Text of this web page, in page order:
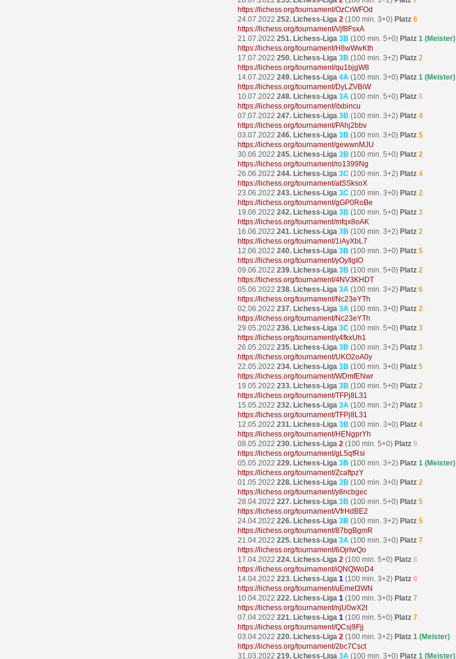
https://lichess.org/tournament/OzCrWFOd
24.07.2022 252. Lichess-Liga 2 (100 min. 3+0) Platz 6
https://lichess.org/tournament/Vjf8FsxA
21.07.2022 251. Lichess-Liga 3B (100 min. 5+0) Platz 1 (Meister)
https://lichess.org/tournament/H8wWwKth
17.07.2022 250. Lichess-Liga 3B (100 min. 3+2) Platz 2
https://lichess.org/tournament/qu1bjgW8
14.07.2022 249. Lichess-Liga 4A (100 min. 3+0) Platz 1 (Meister)
https://lichess.org/tournament/DyLZVBiW
10.07.2022 248. Lichess-Liga 3A (100 min. 5+0) Platz 8
https://lichess.org/tournament/itxbincu
07.07.2022 247. Lichess-Liga 3B (100 min. 3+2) Platz 4
https://lichess.org/tournament/PAhj2bbv
03.07.2022 246. Lichess-Liga 3B (100 min. 3+0) Platz 5
https://lichess.org/tournament/gewwnMJU
30.06.2022 245. Lichess-Liga 3B (100 min. 5+0) Platz 2
https://lichess.org/tournament/ro1399Ng
26.06.2022 244. Lichess-Liga 3C (100 min. 3+2) Platz 4
https://lichess.org/tournament/atSSksoX
23.06.2022 243. Lichess-Liga 3C (100 min. 3+0) Platz 2
https://lichess.org/tournament/gGP0RoBe
19.06.2022 242. Lichess-Liga 3B (100 min. 5+0) Platz 3
https://lichess.org/tournament/mfqx8oAK
16.06.2022 241. Lichess-Liga 3B (100 min. 3+2) Platz 2
https://lichess.org/tournament/1iAyXbL7
12.06.2022 240. Lichess-Liga 3B (100 min. 3+0) Platz 5
https://lichess.org/tournament/yOyIlgIO
09.06.2022 239. Lichess-Liga 3B (100 min. 5+0) Platz 2
https://lichess.org/tournament/4NV3KHDT
05.06.2022 238. Lichess-Liga 3A (100 min. 3+2) Platz 6
https://lichess.org/tournament/Nc23eYTh
02.06.2022 237. Lichess-Liga 3A (100 min. 3+0) Platz 2
https://lichess.org/tournament/Nc23eYTh
29.05.2022 236. Lichess-Liga 3C (100 min. 5+0) Platz 3
https://lichess.org/tournament/y4fkxUh1
26.05.2022 235. Lichess-Liga 3B (100 min. 3+2) Platz 3
https://lichess.org/tournament/UKO2oA0y
22.05.2022 234. Lichess-Liga 3B (100 min. 3+0) Platz 5
https://lichess.org/tournament/WDmfENwr
19.05.2022 233. Lichess-Liga 3B (100 min. 5+0) Platz 2
https://lichess.org/tournament/TFPj8L31
15.05.2022 232. Lichess-Liga 3A (100 min. 3+2) Platz 3
https://lichess.org/tournament/TFPj8L31
12.05.2022 231. Lichess-Liga 3B (100 min. 3+0) Platz 4
https://lichess.org/tournament/HENgprYh
08.05.2022 230. Lichess-Liga 2 (100 min. 5+0) Platz 9
https://lichess.org/tournament/gL5qfRsi
05.05.2022 229. Lichess-Liga 3B (100 min. 3+2) Platz 1 (Meister)
https://lichess.org/tournament/ZcaftpzY
01.05.2022 228. Lichess-Liga 3B (100 min. 3+0) Platz 2
https://lichess.org/tournament/y8ncbgec
28.04.2022 227. Lichess-Liga 3B (100 min. 5+0) Platz 5
https://lichess.org/tournament/VfrHdBE2
24.04.2022 226. Lichess-Liga 3B (100 min. 3+2) Platz 5
https://lichess.org/tournament/87bgBgmR
21.04.2022 225. Lichess-Liga 3A (100 min. 3+0) Platz 7
https://lichess.org/tournament/6OjrlwQo
17.04.2022 224. Lichess-Liga 2 (100 min. 5+0) Platz 8
https://lichess.org/tournament/iQNQWoD4
14.04.2022 223. Lichess-Liga 1 (100 min. 3+2) Platz 9
https://lichess.org/tournament/uEmet3WN
10.04.2022 222. Lichess-Liga 1 (100 min. 3+0) Platz 7
https://lichess.org/tournament/njU0wX2t
07.04.2022 221. Lichess-Liga 1 (100 min. 5+0) Platz 7
https://lichess.org/tournament/QCsj9Fjj
03.04.2022 220. Lichess-Liga 2 (100 min. 3+2) Platz 1 (Meister)
https://lichess.org/tournament/2bc7Csct
31.03.2022 219. Lichess-Liga 3A (100 min. 3+0) Platz 1 (Meister)